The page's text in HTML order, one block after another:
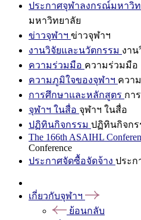
ประกาศจุฬาลงกรณ์มหาวิ
มหาวิทยาลัย
ข่าวจุฬาฯ ข่าวจุฬาฯ
งานวิจัยและนวัตกรรม งา
ความร่วมมือ ความร่วมมือ
ความภูมิใจของจุฬาฯ ควา
การศึกษาและหลักสูตร กา
จุฬาฯ ในสื่อ จุฬาฯ ในสื่อ
ปฏิทินกิจกรรม ปฏิทินกิจกร
The 166th ASAIHL
Conference
ประกาศจัดซื้อจัดจ้าง ประก
เกี่ยวกับจุฬาฯ
ย้อนกลับ